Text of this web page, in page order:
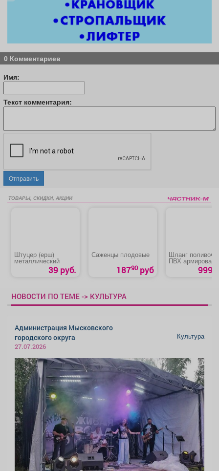
0 Комментариев
Имя:
Текст комментария:
Отправить
ТОВАРЫ, СКИДКИ, АКЦИИ
Штуцер (ерш)
металлический
39 руб.
Саженцы плодовые
18790 руб
Шланг
ПВХ
999
НОВОСТИ ПО ТЕМЕ -> КУЛЬТУРА
Администрация Мысковского
городского округа
27.07.2026
Культура